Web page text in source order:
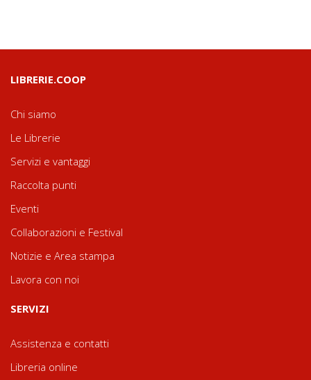
LIBRERIE.COOP
Chi siamo
Le Librerie
Servizi e vantaggi
Raccolta punti
Eventi
Collaborazioni e Festival
Notizie e Area stampa
Lavora con noi
SERVIZI
Assistenza e contatti
Libreria online